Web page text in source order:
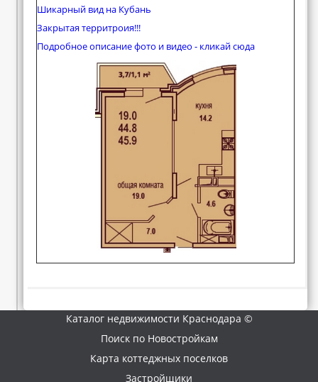
Шикарный вид на Кубань
Закрытая территроия!!!
Подробное описание фото и видео - кликай сюда
Каталог недвижимости Краснодара ©
Поиск по Новостройкам
Карта коттеджных поселков
Застройщики